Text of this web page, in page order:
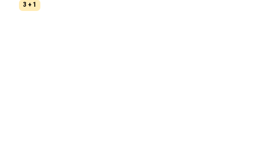
3 + 1